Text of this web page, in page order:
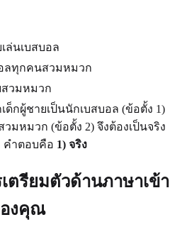
ล่นเบสบอล
ลทุกคนสวมหมวก
สวมหมวก
เด็กผู้ชายเป็นนักเบสบอล (ข้อตั้ง 1)
มหมวก (ข้อตั้ง 2) จึงต้องเป็นจริง
คำตอบคือ 1) จริง
ตรียมตัวด้านภาษาเข้า
องคุณ